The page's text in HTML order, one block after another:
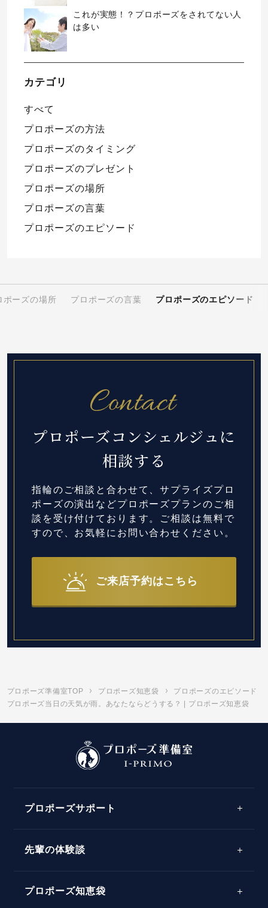
これが実態！？プロポーズをされてない人
は多い
カテゴリ
すべて
プロポーズの方法
プロポーズのタイミング
プロポーズのプレゼント
プロポーズの場所
プロポーズの言葉
プロポーズのエピソード
ポーズの場所 プロポーズの言葉 プロポーズのエピソード
プロポーズコンシェルジュに
相談する
指輪のご相談と合わせて、サプライズプロ
ポーズの演出などプロポーズプランのご相
談を受け付けております。 ご相談は無料で
すので、お気軽にお問い合わせください。
ご来店予約はこちら
プロポーズ準備室TOP プロポーズ知恵袋
プロポーズのエピソード
プロポーズ当日の天気が雨。あなたならどうする？ | プロポーズ知恵袋
プロポーズサポート
先輩の体験談
プロポーズ知恵袋